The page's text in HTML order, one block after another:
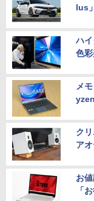
lus
ハ
色
メ
ク
ア
お
「